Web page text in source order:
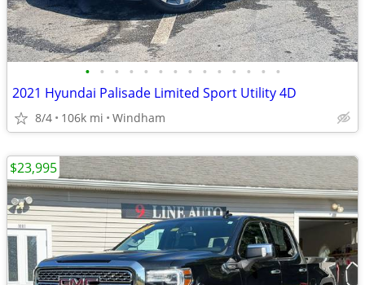
• • • • • • • • • • • • • •
2021 Hyundai Palisade Limited Sport Utility 4D
8/4 106k mi Windham
$23,995